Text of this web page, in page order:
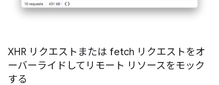
XHR リクエストまたは fetch リクエストをオ
ーバーライドしてリモート リソースをモック
する